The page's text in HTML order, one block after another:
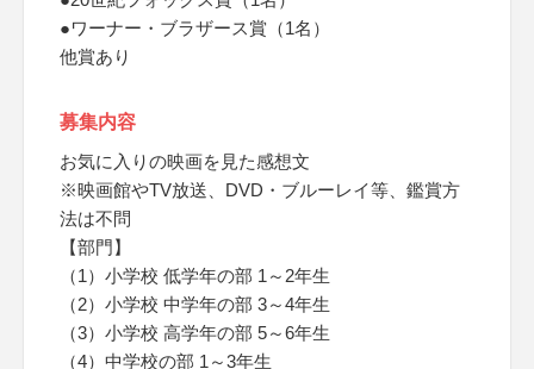
●ワーナー・ブラザース賞（1名）
他賞あり
募集内容
お気に入りの映画を見た感想文
※映画館やTV放送、DVD・ブルーレイ等、鑑賞方
法は不問
【部門】
（1）小学校 低学年の部 1～2年生
（2）小学校 中学年の部 3～4年生
（3）小学校 高学年の部 5～6年生
（4）中学校の部 1～3年生